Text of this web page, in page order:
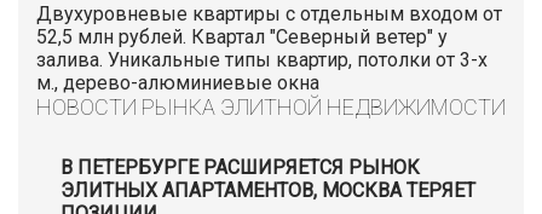
Двухуровневые квартиры с отдельным входом от
52,5 млн рублей. Квартал "Северный ветер" у
залива. Уникальные типы квартир, потолки от 3-х
м., дерево-алюминиевые окна
НОВОСТИ РЫНКА ЭЛИТНОЙ НЕДВИЖИМОСТИ
В ПЕТЕРБУРГЕ РАСШИРЯЕТСЯ РЫНОК
ЭЛИТНЫХ АПАРТАМЕНТОВ, МОСКВА ТЕРЯЕТ